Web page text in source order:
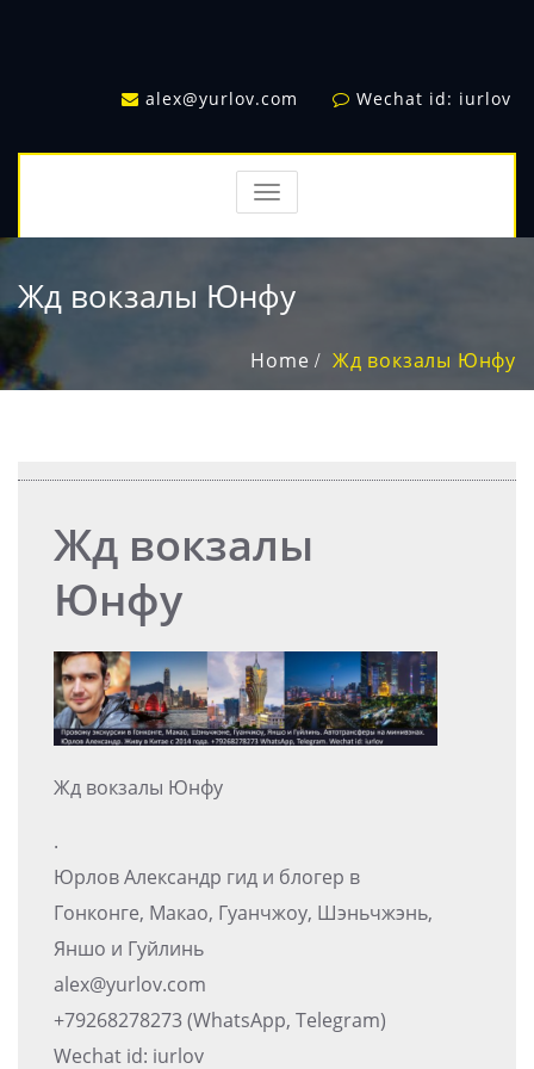
alex@yurlov.com Wechat id: iurlov
TOGGLE
NAVIGATION
Жд вокзалы Юнфу
Home Жд вокзалы Юнфу
Жд вокзалы
Юнфу
Жд вокзалы Юнфу
.
Юрлов Александр гид и блогер в
Гонконге, Макао, Гуанчжоу, Шэньчжэнь,
Яншо и Гуйлинь
alex@yurlov.com
+79268278273 (WhatsApp, Telegram)
Wechat id: iurlov